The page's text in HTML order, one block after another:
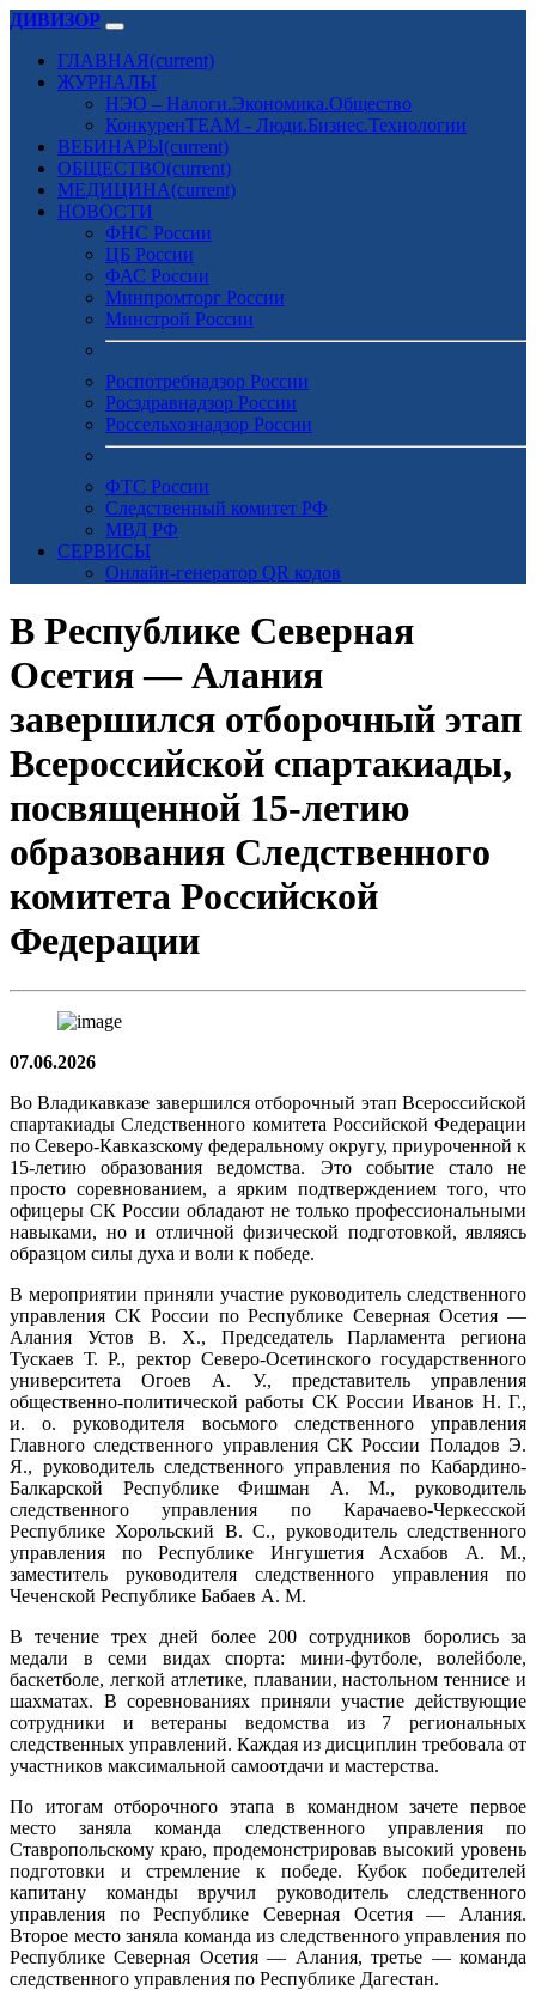
ДИВИЗОР
ГЛАВНАЯ(current)
ЖУРНАЛЫ
НЭО – Налоги.Экономика.Общество
КонкуренTEAM - Люди.Бизнес.Технологии
ВЕБИНАРЫ(current)
ОБЩЕСТВО(current)
МЕДИЦИНА(current)
НОВОСТИ
ФНС России
ЦБ России
ФАС России
Минпромторг России
Минстрой России
Роспотребнадзор России
Росздравнадзор России
Россельхознадзор России
ФТС России
Следственный комитет РФ
МВД РФ
СЕРВИСЫ
Онлайн-генератор QR кодов
В Республике Северная
Осетия — Алания
завершился отборочный этап
Всероссийской спартакиады,
посвященной 15-летию
образования Следственного
комитета Российской
Федерации
07.06.2026
Во Владикавказе завершился отборочный этап Всероссийской
спартакиады Следственного комитета Российской Федерации
по Северо-Кавказскому федеральному округу, приуроченной к
15-летию образования ведомства. Это событие стало не
просто соревнованием, а ярким подтверждением того, что
офицеры СК России обладают не только профессиональными
навыками, но и отличной физической подготовкой, являясь
образцом силы духа и воли к победе.
В мероприятии приняли участие руководитель следственного
управления СК России по Республике Северная Осетия —
Алания Устов В. Х., Председатель Парламента региона
Тускаев Т. Р., ректор Северо-Осетинского государственного
университета Огоев А. У., представитель управления
общественно-политической работы СК России Иванов Н. Г.,
и. о. руководителя восьмого следственного управления
Главного следственного управления СК России Поладов Э.
Я., руководитель следственного управления по Кабардино-
Балкарской Республике Фишман А. М., руководитель
следственного управления по Карачаево-Черкесской
Республике Хорольский В. С., руководитель следственного
управления по Республике Ингушетия Асхабов А. М.,
заместитель руководителя следственного управления по
Чеченской Республике Бабаев А. М.
В течение трех дней более 200 сотрудников боролись за
медали в семи видах спорта: мини-футболе, волейболе,
баскетболе, легкой атлетике, плавании, настольном теннисе и
шахматах. В соревнованиях приняли участие действующие
сотрудники и ветераны ведомства из 7 региональных
следственных управлений. Каждая из дисциплин требовала от
участников максимальной самоотдачи и мастерства.
По итогам отборочного этапа в командном зачете первое
место заняла команда следственного управления по
Ставропольскому краю, продемонстрировав высокий уровень
подготовки и стремление к победе. Кубок победителей
капитану команды вручил руководитель следственного
управления по Республике Северная Осетия — Алания.
Второе место заняла команда из следственного управления по
Республике Северная Осетия — Алания, третье — команда
следственного управления по Республике Дагестан.